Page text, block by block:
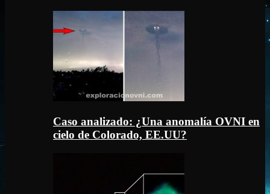
Caso analizado: ¿Una anomalía OVNI en
cielo de Colorado, EE.UU?